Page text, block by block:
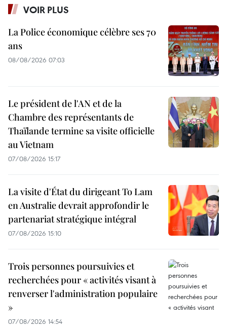
VOIR PLUS
La Police économique célèbre ses 70
ans
08/08/2026 07:03
Le président de l'AN et de la
Chambre des représentants de
Thaïlande termine sa visite officielle
au Vietnam
07/08/2026 15:17
La visite d'État du dirigeant To Lam
en Australie devrait approfondir le
partenariat stratégique intégral
07/08/2026 15:10
Trois personnes poursuivies et
recherchées pour « activités visant à
renverser l'administration populaire
»
07/08/2026 14:54